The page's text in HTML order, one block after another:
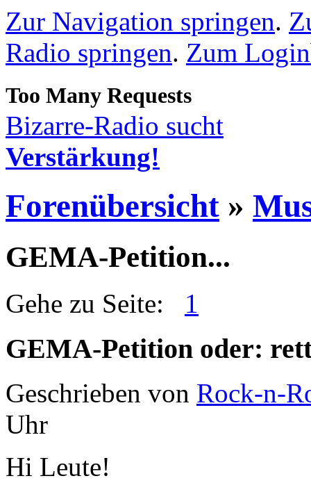
Zur Navigation springen.
Radio springen. Zum
Bizarre-Radio sucht
Verstärkung!
Forenübersicht »
GEMA-Petition...
Gehe zu Seite: 1
GEMA-Petition oder:
Geschrieben von Rock-n-
Uhr
Hi Leute!